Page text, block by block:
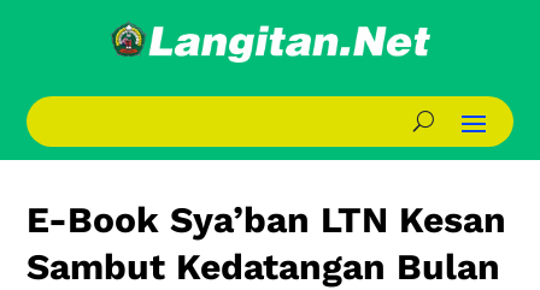
E-Book Sya’ban LTN Kesan
Sambut Kedatangan Bulan